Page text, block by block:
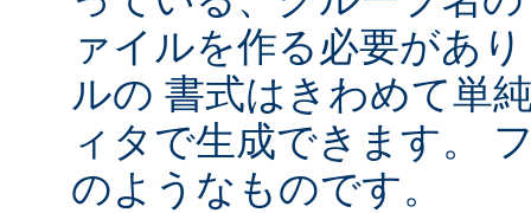
ァイルを作る必要があ
ルの 書式はきわめて単
ィタで生成できます。
のようなものです。